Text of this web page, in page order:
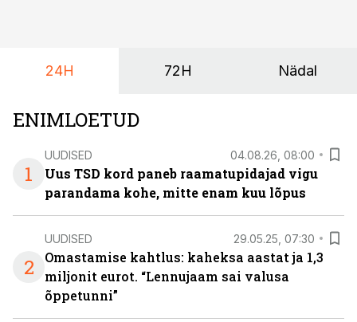
24H 72H Nädal
ENIMLOETUD
1
UUDISED 04.08.26, 08:00
Uus TSD kord paneb raamatupidajad vigu
parandama kohe, mitte enam kuu lõpus
2
UUDISED 29.05.25, 07:30
Omastamise kahtlus: kaheksa aastat ja 1,3
miljonit eurot. “Lennujaam sai valusa
õppetunni”